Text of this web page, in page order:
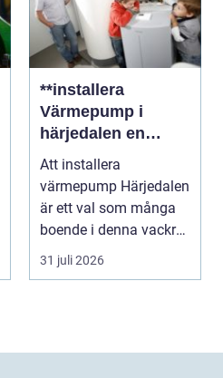
**installera
Värmepump i
härjedalen en
hållbar
framtidslösning**
Att installera
värmepump Härjedalen
är ett val som många
boende i denna vackra
del av Sverige gör fö...
31 juli 2026